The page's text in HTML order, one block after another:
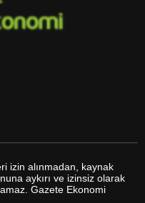
olarak, tarafınıza haber,
izin alınmadan, kaynak
aykırı ve izinsiz olarak
Gazete Ekonomi